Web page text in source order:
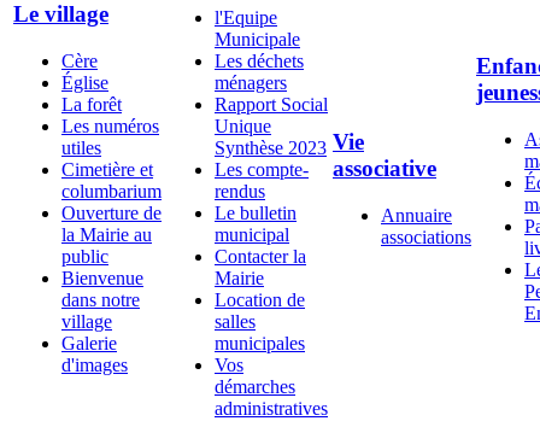
Le village
Cère
Église
La forêt
Les numéros
utiles
Cimetière et
columbarium
Ouverture de
la Mairie au
public
Bienvenue
dans notre
village
Galerie
d'images
l'Equipe
Municipale
Les déchets
ménagers
Rapport Social
Unique
Synthèse 2023
Les compte-
rendus
Le bulletin
municipal
Contacter la
Mairie
Location de
salles
municipales
Vos
démarches
administratives
Vie
associative
Annuaire
associations